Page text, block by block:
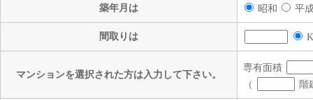
築年月は 昭和 平
間取りは
マンションを選択された方は入力して下さい。
専有面積
（
階